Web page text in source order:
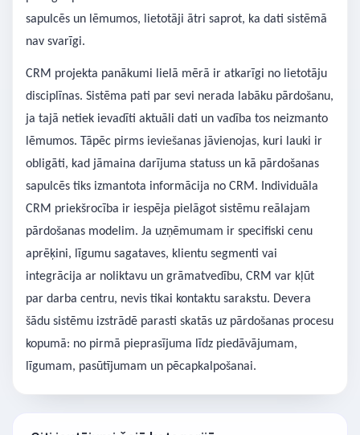
sapulcēs un lēmumos, lietotāji ātri saprot, ka dati sistēmā
nav svarīgi.
CRM projekta panākumi lielā mērā ir atkarīgi no lietotāju
disciplīnas. Sistēma pati par sevi nerada labāku pārdošanu,
ja tajā netiek ievadīti aktuāli dati un vadība tos neizmanto
lēmumos. Tāpēc pirms ieviešanas jāvienojas, kuri lauki ir
obligāti, kad jāmaina darījuma statuss un kā pārdošanas
sapulcēs tiks izmantota informācija no CRM. Individuāla
CRM priekšrocība ir iespēja pielāgot sistēmu reālajam
pārdošanas modelim. Ja uzņēmumam ir specifiski cenu
aprēķini, līgumu sagataves, klientu segmenti vai
integrācija ar noliktavu un grāmatvedību, CRM var kļūt
par darba centru, nevis tikai kontaktu sarakstu. Devera
šādu sistēmu izstrādē parasti skatās uz pārdošanas procesu
kopumā: no pirmā pieprasījuma līdz piedāvājumam,
līgumam, pasūtījumam un pēcapkalpošanai.